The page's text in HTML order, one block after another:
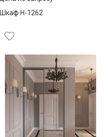
Шкаф Н-1262